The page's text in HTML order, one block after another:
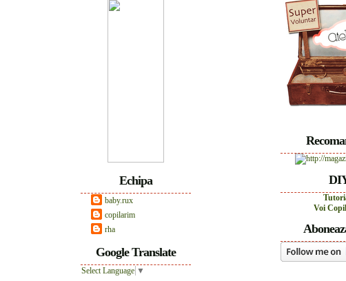
Voi
Echipa
baby.rux
copilarim
rha
Google Translate
Select Language ▼